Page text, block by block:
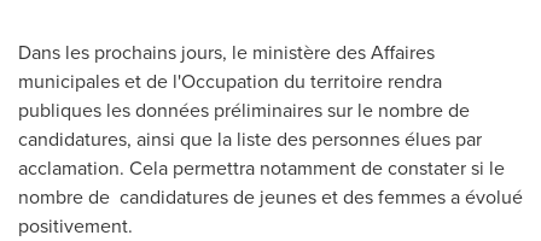
Dans les prochains jours, le ministère des Affaires
municipales et de l'Occupation du territoire rendra
publiques les données préliminaires sur le nombre de
candidatures, ainsi que la liste des personnes élues par
acclamation. Cela permettra notamment de constater si le
nombre de candidatures de jeunes et des femmes a évolué
positivement.